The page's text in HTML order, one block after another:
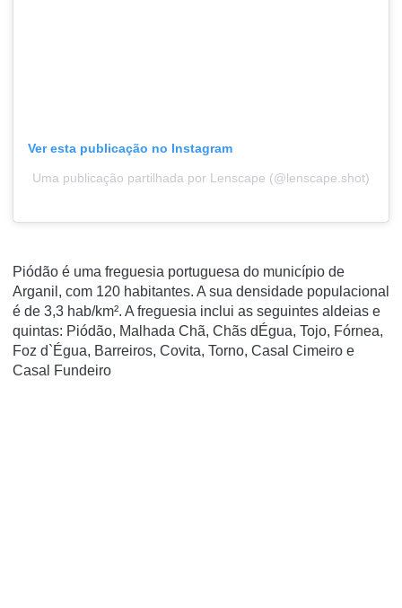
Ver esta publicação no Instagram
Uma publicação partilhada por Lenscape (@lenscape.shot)
Piódão é uma freguesia portuguesa do município de
Arganil, com 120 habitantes. A sua densidade populacional
é de 3,3 hab/km². A freguesia inclui as seguintes aldeias e
quintas: Piódão, Malhada Chã, Chãs dÉgua, Tojo, Fórnea,
Foz d`Égua, Barreiros, Covita, Torno, Casal Cimeiro e
Casal Fundeiro